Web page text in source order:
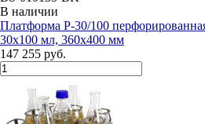
В наличии
Платформа P-30/100
30х100 мл, 360x400 мм
147 255 руб.